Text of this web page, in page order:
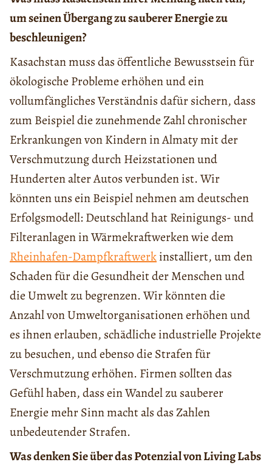
um seinen Übergang zu sauberer Energie zu
beschleunigen?
Kasachstan muss das öffentliche Bewusstsein für
ökologische Probleme erhöhen und ein
vollumfängliches Verständnis dafür sichern, dass
zum Beispiel die zunehmende Zahl chronischer
Erkrankungen von Kindern in Almaty mit der
Verschmutzung durch Heizstationen und
Hunderten alter Autos verbunden ist. Wir
könnten uns ein Beispiel nehmen am deutschen
Erfolgsmodell: Deutschland hat Reinigungs- und
Filteranlagen in Wärmekraftwerken wie dem
Rheinhafen-Dampfkraftwerkinstalliert, um den
Schaden für die Gesundheit der Menschen und
die Umwelt zu begrenzen. Wir könnten die
Anzahl von Umweltorganisationen erhöhen und
es ihnen erlauben, schädliche industrielle Projekte
zu besuchen, und ebenso die Strafen für
Verschmutzung erhöhen. Firmen sollten das
Gefühl haben, dass ein Wandel zu sauberer
Energie mehr Sinn macht als das Zahlen
unbedeutender Strafen.
Was denken Sie über das Potenzial von Living Labs